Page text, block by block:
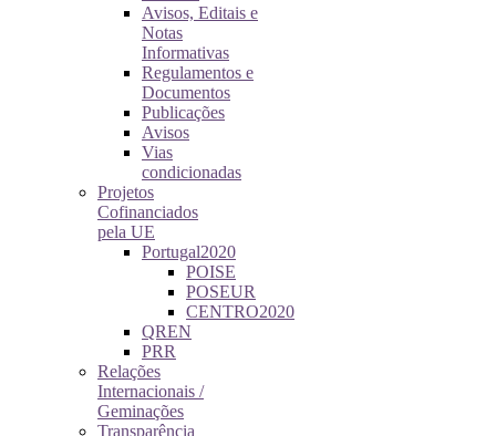
Avisos, Editais e
Notas
Informativas
Regulamentos e
Documentos
Publicações
Avisos
Vias
condicionadas
Projetos
Cofinanciados
pela UE
Portugal2020
POISE
POSEUR
CENTRO2020
QREN
PRR
Relações
Internacionais /
Geminações
Transparência